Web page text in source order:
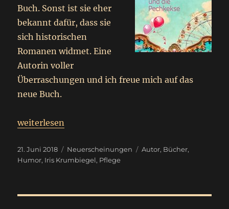
Buch. Sonst ist sie eher
bekannt dafür, dass sie
sich historischen
Romanen widmet. Eine
Autorin voller
Überraschungen und ich freue mich auf das
neue Buch.
„Neuerscheinung-Werbung
weiterlesen
Veröffentlicht
am
21. Juni 2018 Kategorien
Neuerscheinungen Schlagwörter
Autor, Bücher,
Humor, Iris Krumbiegel, Pflege